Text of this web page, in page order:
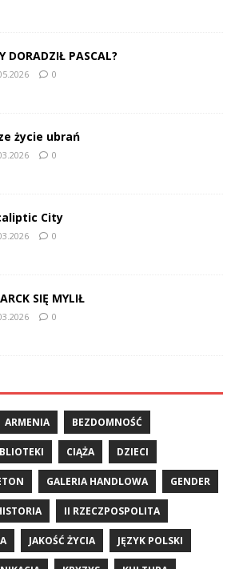
DORADZIŁ PASCAL?
0
życie ubrań
0
City
0
SIĘ MYLIŁ
0
ARMENIA BEZDOMNOŚĆ
CIĄŻA DZIECI
GALERIA HANDLOWA GENDER
II RZECZPOSPOLITA
JAKOŚĆ ŻYCIA JĘZYK POLSKI